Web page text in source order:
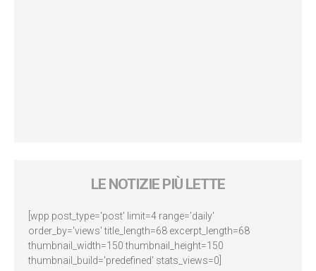
LE NOTIZIE PIÙ LETTE
[wpp post_type='post' limit=4 range='daily'
order_by='views' title_length=68 excerpt_length=68
thumbnail_width=150 thumbnail_height=150
thumbnail_build='predefined' stats_views=0]